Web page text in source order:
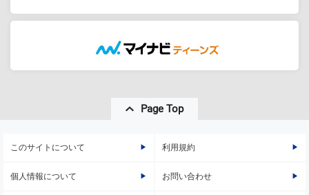
Page Top
このサイトについて 利用規約
個人情報について お問い合わせ